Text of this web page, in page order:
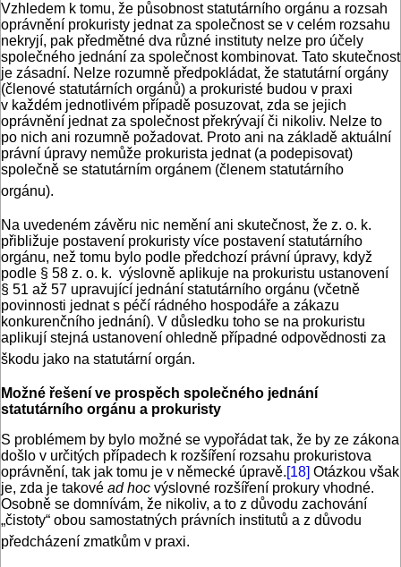
Vzhledem k tomu, že působnost statutárního orgánu a rozsah
oprávnění prokuristy jednat za společnost se v celém rozsahu
nekryjí, pak předmětné dva různé instituty nelze pro účely
společného jednání za společnost kombinovat. Tato skutečnost
je zásadní. Nelze rozumně předpokládat, že statutární orgány
(členové statutárních orgánů) a prokuristé budou v praxi
v každém jednotlivém případě posuzovat, zda se jejich
oprávnění jednat za společnost překrývají či nikoliv. Nelze to
po nich ani rozumně požadovat. Proto ani na základě aktuální
právní úpravy nemůže prokurista jednat (a podepisovat)
společně se statutárním orgánem (členem statutárního
orgánu).
Na uvedeném závěru nic nemění ani skutečnost, že z. o. k.
přibližuje postavení prokuristy více postavení statutárního
orgánu, než tomu bylo podle předchozí právní úpravy, když
podle § 58 z. o. k. výslovně aplikuje na prokuristu ustanovení
§ 51 až 57 upravující jednání statutárního orgánu (včetně
povinnosti jednat s péčí rádného hospodáře a zákazu
konkurenčního jednání). V důsledku toho se na prokuristu
aplikují stejná ustanovení ohledně případné odpovědnosti za
škodu jako na statutární orgán.
Možné řešení ve prospěch společného jednání
statutárního orgánu a prokuristy
S problémem by bylo možné se vypořádat tak, že by ze zákona
došlo v určitých případech k rozšíření rozsahu prokuristova
oprávnění, tak jak tomu je v německé úpravě.[18] Otázkou však
je, zda je takové ad hoc výslovné rozšíření prokury vhodné.
Osobně se domnívám, že nikoliv, a to z důvodu zachování
„čistoty“ obou samostatných právních institutů a z důvodu
předcházení zmatkům v praxi.